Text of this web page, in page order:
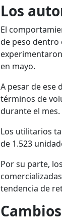
Los
El
de peso dentro
en mayo.
A pesar de ese
términos de
durante el mes.
Los utilitarios
de 1.523
Por su parte,
tendencia de